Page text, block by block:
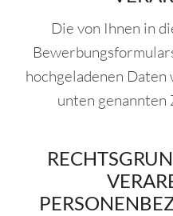
Die von Ihnen in
hochgeladenen
unten